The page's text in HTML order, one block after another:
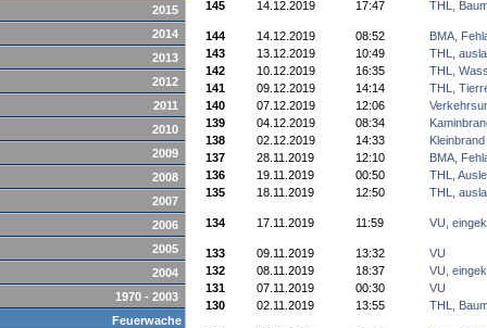
2015
2014
2013
2012
2011
2010
2009
2008
2007
2006
2005
2004
1970 - 2003
Feuerwache
145
14.12.2019 17:47 THL,
144 14.12.2019 08:52
BMA,
143
13.12.2019 10:49
THL,
142
10.12.2019 16:35
THL,
141
09.12.2019 14:14
THL,
140
07.12.2019 12:06
139
04.12.2019 08:34
138
02.12.2019 14:33
Kleinbrand
137
28.11.2019 12:10
BMA,
136
19.11.2019 00:50
THL,
135
18.11.2019 12:50 THL,
134 17.11.2019 11:59 VU,
133 09.11.2019 13:32
VU
132
08.11.2019 18:37
VU,
131
07.11.2019 00:30
VU
130
02.11.2019 13:55 THL,